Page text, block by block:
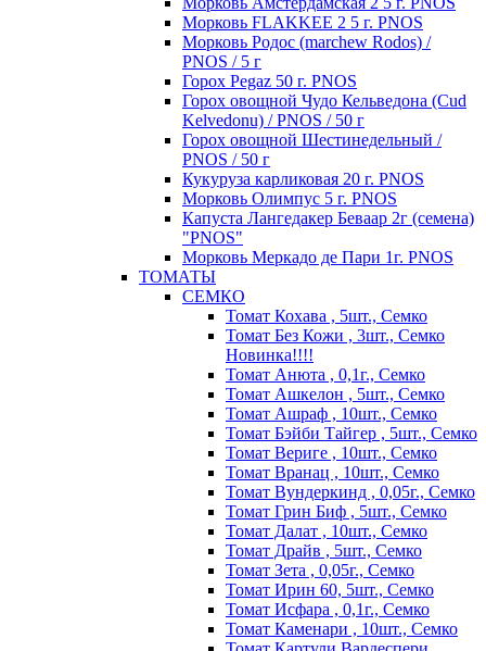
Морковь FLAKKEE 2 5 г. PNOS
Морковь Родос (marchew Rodos) /
PNOS / 5 г
Горох Pegaz 50 г. PNOS
Горох овощной Чудо Кельведона (Cud
Kelvedonu) / PNOS / 50 г
Горох овощной Шестинедельный /
PNOS / 50 г
Кукуруза карликовая 20 г. PNOS
Морковь Олимпус 5 г. PNOS
Капуста Лангедакер Беваар 2г (семена)
"PNOS"
Морковь Меркадо де Пари 1г. PNOS
ТОМАТЫ
СЕМКО
Томат Кохава , 5шт., Семко
Томат Без Кожи , 3шт., Семко
Новинка!!!!
Томат Анюта , 0,1г., Семко
Томат Ашкелон , 5шт., Семко
Томат Ашраф , 10шт., Семко
Томат Бэйби Тайгер , 5шт., Семко
Томат Вериге , 10шт., Семко
Томат Вранац , 10шт., Семко
Томат Вундеркинд , 0,05г., Семко
Томат Грин Биф , 5шт., Семко
Томат Далат , 10шт., Семко
Томат Драйв , 5шт., Семко
Томат Зета , 0,05г., Семко
Томат Ирин 60, 5шт., Семко
Томат Исфара , 0,1г., Семко
Томат Каменари , 10шт., Семко